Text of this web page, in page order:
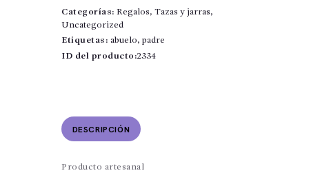
y
además
abuelo
cantidad
Categorías: Regalos, Tazas y jarras,
Uncategorized
Etiquetas: abuelo, padre
ID del producto:2334
DESCRIPCIÓN
Producto artesanal